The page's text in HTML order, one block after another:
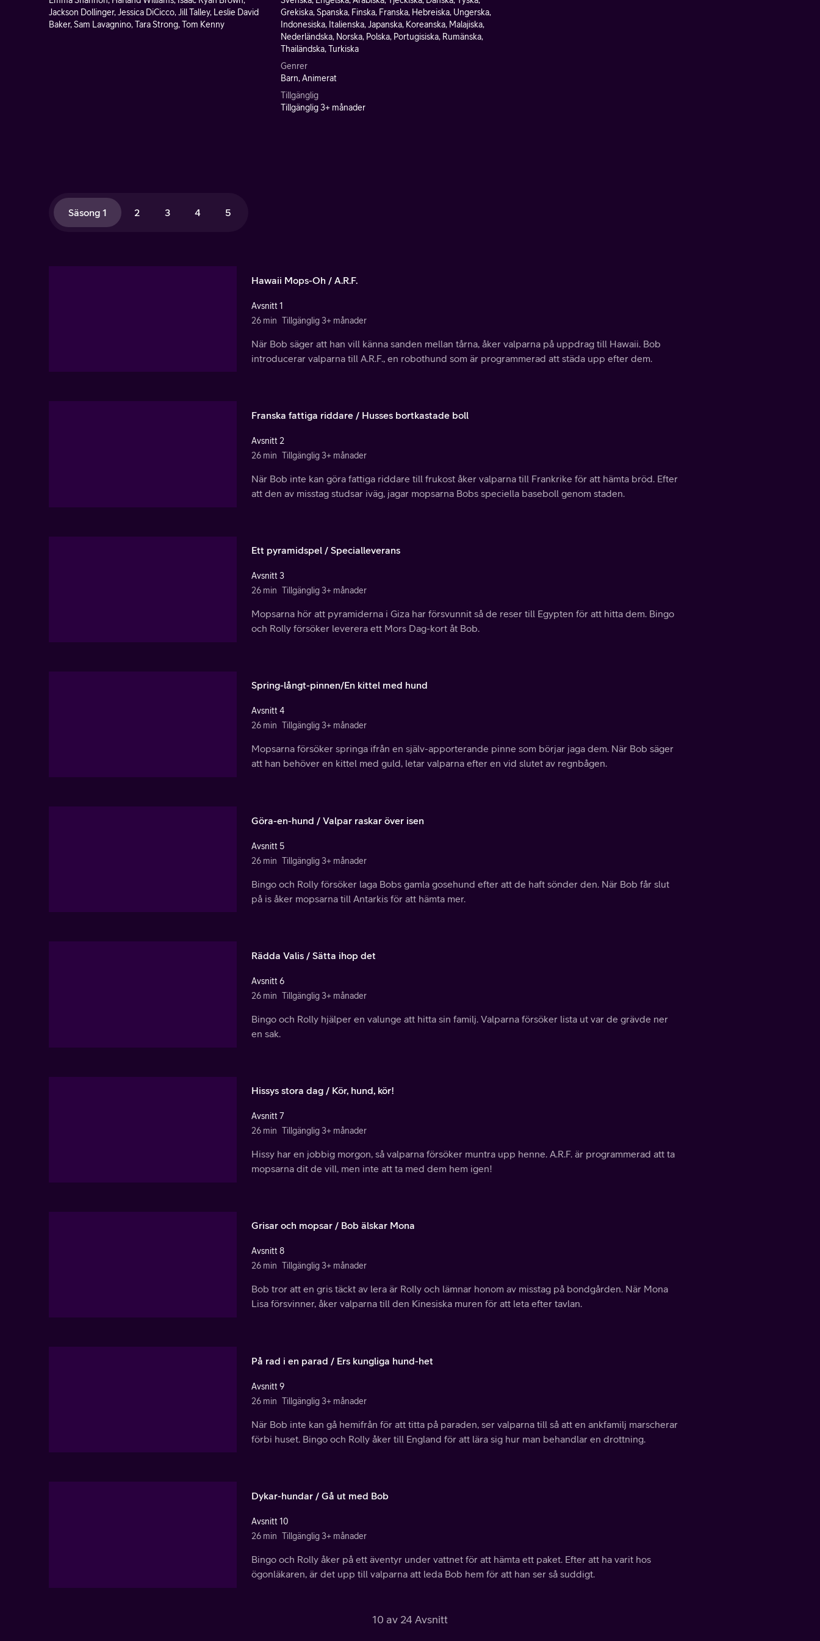
Jackson Dollinger, Jessica DiCicco, Jill Talley, Leslie David
Baker, Sam Lavagnino, Tara Strong, Tom Kenny
Grekiska, Spanska, Finska, Franska, Hebreiska, Ungerska,
Indonesiska, Italienska, Japanska, Koreanska, Malajiska,
Nederländska, Norska, Polska, Portugisiska, Rumänska,
Thailändska, Turkiska
Genrer
Barn, Animerat
Tillgänglig
Tillgänglig 3+ månader
Säsong 1 2 3 4 5
Hawaii Mops-Oh / A.R.F.
Avsnitt 1
26 min Tillgänglig 3+ månader
När Bob säger att han vill känna sanden mellan tårna, åker valparna på uppdrag till Hawaii. Bob
introducerar valparna till A.R.F., en robothund som är programmerad att städa upp efter dem.
Franska fattiga riddare / Husses bortkastade boll
Avsnitt 2
26 min Tillgänglig 3+ månader
När Bob inte kan göra fattiga riddare till frukost åker valparna till Frankrike för att hämta bröd. Efter
att den av misstag studsar iväg, jagar mopsarna Bobs speciella baseboll genom staden.
Ett pyramidspel / Specialleverans
Avsnitt 3
26 min Tillgänglig 3+ månader
Mopsarna hör att pyramiderna i Giza har försvunnit så de reser till Egypten för att hitta dem. Bingo
och Rolly försöker leverera ett Mors Dag-kort åt Bob.
Spring-långt-pinnen/En kittel med hund
Avsnitt 4
26 min Tillgänglig 3+ månader
Mopsarna försöker springa ifrån en själv-apporterande pinne som börjar jaga dem. När Bob säger
att han behöver en kittel med guld, letar valparna efter en vid slutet av regnbågen.
Göra-en-hund / Valpar raskar över isen
Avsnitt 5
26 min Tillgänglig 3+ månader
Bingo och Rolly försöker laga Bobs gamla gosehund efter att de haft sönder den. När Bob får slut
på is åker mopsarna till Antarkis för att hämta mer.
Rädda Valis / Sätta ihop det
Avsnitt 6
26 min Tillgänglig 3+ månader
Bingo och Rolly hjälper en valunge att hitta sin familj. Valparna försöker lista ut var de grävde ner
en sak.
Hissys stora dag / Kör, hund, kör!
Avsnitt 7
26 min Tillgänglig 3+ månader
Hissy har en jobbig morgon, så valparna försöker muntra upp henne. A.R.F. är programmerad att ta
mopsarna dit de vill, men inte att ta med dem hem igen!
Grisar och mopsar / Bob älskar Mona
Avsnitt 8
26 min Tillgänglig 3+ månader
Bob tror att en gris täckt av lera är Rolly och lämnar honom av misstag på bondgården. När Mona
Lisa försvinner, åker valparna till den Kinesiska muren för att leta efter tavlan.
På rad i en parad / Ers kungliga hund-het
Avsnitt 9
26 min Tillgänglig 3+ månader
När Bob inte kan gå hemifrån för att titta på paraden, ser valparna till så att en ankfamilj marscherar
förbi huset. Bingo och Rolly åker till England för att lära sig hur man behandlar en drottning.
Dykar-hundar / Gå ut med Bob
Avsnitt 10
26 min Tillgänglig 3+ månader
Bingo och Rolly åker på ett äventyr under vattnet för att hämta ett paket. Efter att ha varit hos
ögonläkaren, är det upp till valparna att leda Bob hem för att han ser så suddigt.
10 av 24 Avsnitt